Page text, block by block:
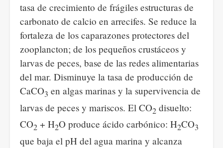
tasa de crecimiento de frágiles estructuras de
carbonato de calcio en arrecifes. Se reduce la
fortaleza de los caparazones protectores del
zooplancton; de los pequeños crustáceos y
larvas de peces, base de las redes alimentarias
del mar. Disminuye la tasa de producción de
CaCO3 en algas marinas y la supervivencia de
larvas de peces y mariscos. El CO2 disuelto:
CO2 + H2O produce ácido carbónico: H2CO3
que baja el pH del agua marina y alcanza